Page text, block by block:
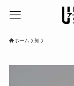
ホーム 知